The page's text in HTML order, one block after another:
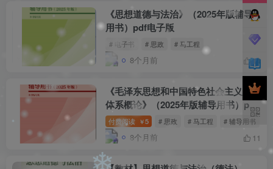
《思想道德与法治》（2025年版辅导
用书）pdf电子版
# 电子书 # 思政 # 马工程
8个月前 14
《毛泽东思想和中国特色社会主义理论
体系概论》（2025年版辅导用书）pdf
电子版
付费阅读 ￥5 # 思政 # 马工程 # 辅导用书
8个月前 11
❄